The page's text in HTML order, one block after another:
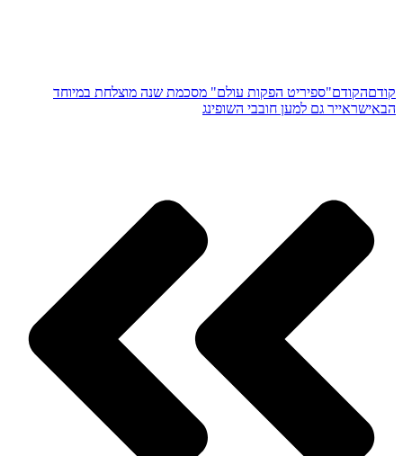
קודםהקודם"ספיריט הפקות עולם" מסכמת שנה מוצלחת במיוחד
הבאישראייר גם למען חובבי השופינג